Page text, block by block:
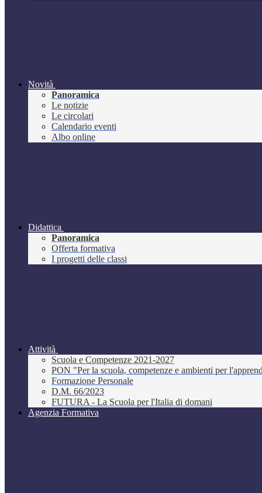
Novità
Panoramica
Le notizie
Le circolari
Calendario eventi
Albo online
Didattica
Panoramica
Offerta formativa
I progetti delle classi
Attività
Scuola e Competenze 2021-2027
PON "Per la scuola, competenze e ambienti per
Formazione Personale
D.M. 66/2023
FUTURA - La Scuola per l'Italia di domani
Agenzia Formativa